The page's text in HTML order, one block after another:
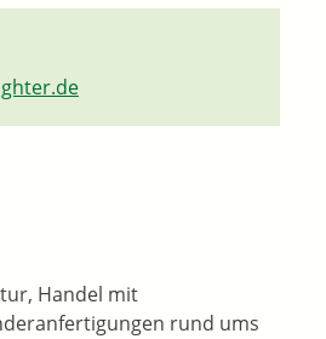
Handel mit
rund ums